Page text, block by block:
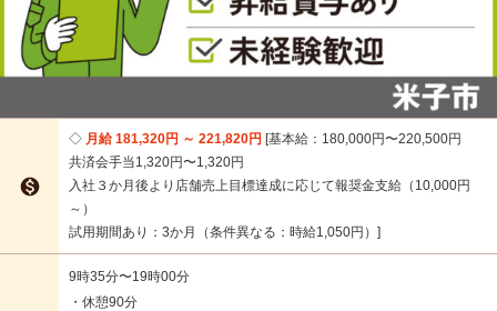

月給 181,320円 ～ 221,820円 基本給：180,000円〜220,500円
共済会手当1,320円〜1,320円
入社３か月後より店舗売上目標達成に応じて報奨金支給（10,000円
～）
試用期間あり：3か月（条件異なる：時給1,050円）
9時35分〜19時00分
・休憩90分